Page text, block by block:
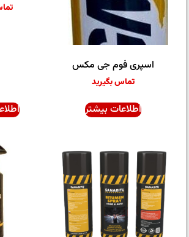
اسپری فوم جی مکس
تماس بگیرید
اطلاعات بیشتر
تماس